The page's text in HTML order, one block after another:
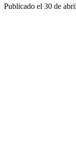
Publicado el 30 de